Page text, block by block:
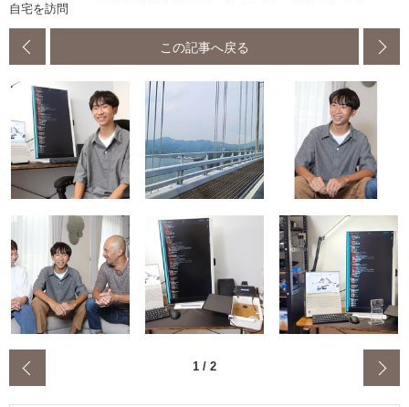
自宅を訪問
この記事へ戻る
1 / 2